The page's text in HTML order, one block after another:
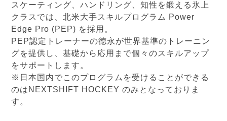
スケーティング、ハンドリング、知性を鍛える氷上
クラスでは、北米大手スキルプログラム Power
Edge Pro (PEP) を採用。
PEP認定トレーナーの德永が世界基準のトレーニン
グを提供し、基礎から応用まで個々のスキルアップ
をサポートします。
※日本国内でこのプログラムを受けることができる
のはNEXTSHIFT HOCKEY のみとなっておりま
す。